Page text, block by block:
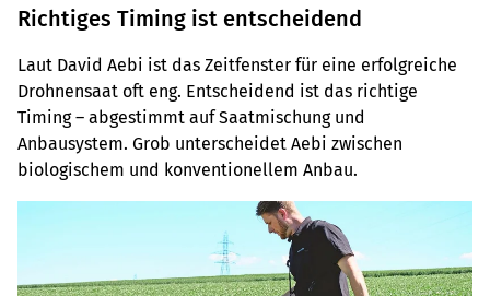
Richtiges Timing ist entscheidend
Laut David Aebi ist das Zeitfenster für eine erfolgreiche
Drohnensaat oft eng. Entscheidend ist das richtige
Timing – abgestimmt auf Saatmischung und
Anbausystem. Grob unterscheidet Aebi zwischen
biologischem und konventionellem Anbau.